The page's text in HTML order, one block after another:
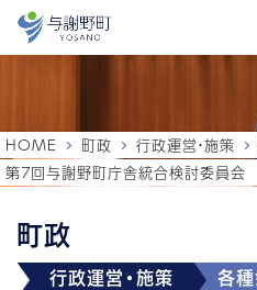
町政
行政運営・施策 各
HOME 町政 行政運営・施策
第７回与謝野町庁舎統合検討委員会